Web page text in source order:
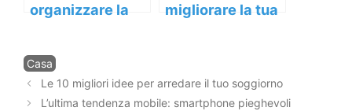
organizzare la
migliorare la tua
Categorie
Casa
Navigazione
articolo
Le 10 migliori idee per arredare il tuo soggiorno
L’ultima tendenza mobile: smartphone pieghevoli